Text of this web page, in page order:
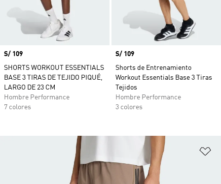
Precio
S/ 109
SHORTS WORKOUT ESSENTIALS
BASE 3 TIRAS DE TEJIDO PIQUÉ,
LARGO DE 23 CM
Hombre Performance
7 colores
Precio
S/ 109
Shorts de Entrenamiento
Workout Essentials Base 3 Tiras
Tejidos
Hombre Performance
3 colores